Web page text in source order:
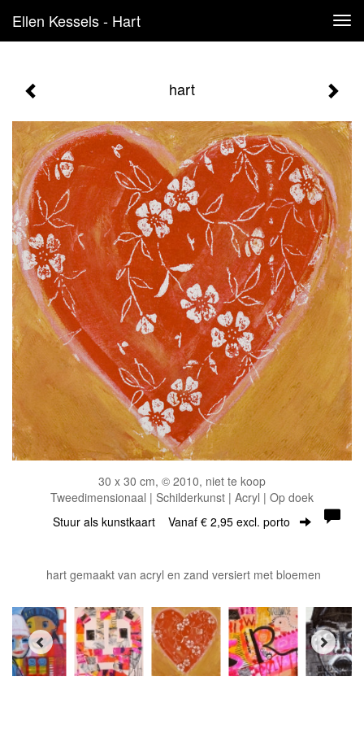
Ellen Kessels - Hart
hart
30 x 30 cm, © 2010, niet te koop
Tweedimensionaal | Schilderkunst | Acryl | Op doek
Stuur als kunstkaart Vanaf € 2,95 excl. porto
hart gemaakt van acryl en zand versiert met bloemen